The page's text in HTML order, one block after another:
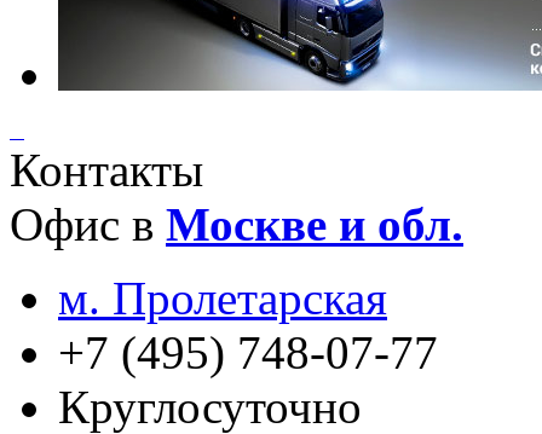
Контакты
Офис в Москве и обл.
м. Пролетарская
+7 (495) 748-07-77
Круглосуточно